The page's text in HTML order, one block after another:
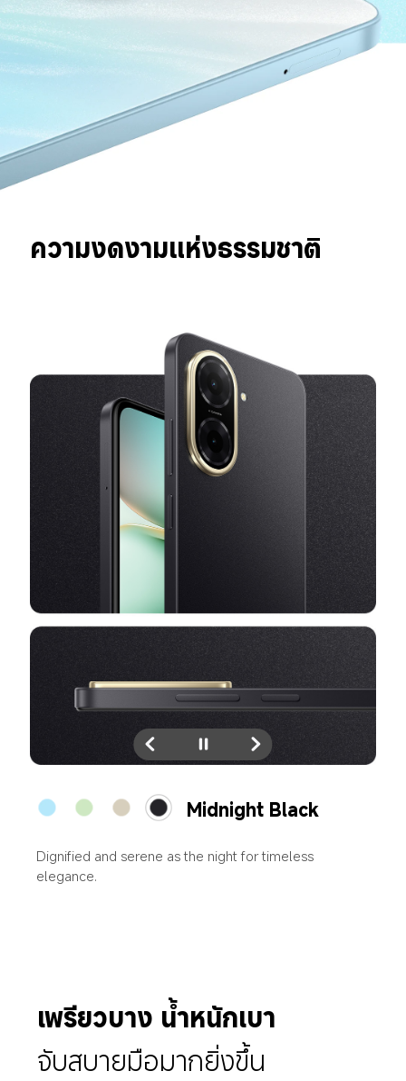
ความงดงามแห่งธรรมชาติ
Ocean Blue
ค่อยๆ แผ่ขยายออกไปสู่เส้นขอบฟ้าราวกับท้องสมุทรอัน
กว้างใหญ่ไร้ขอบเขต
เพรียวบาง น้ำหนักเบา
จับสบายมือมากยิ่งขึ้น